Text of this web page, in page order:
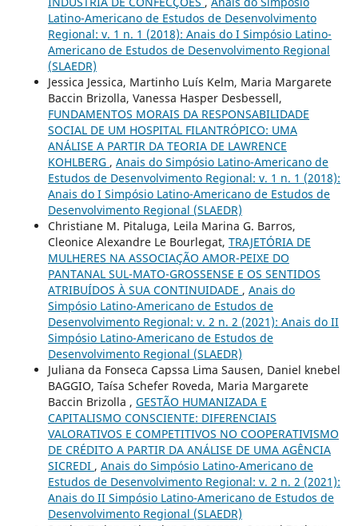
Latino-Americano de Estudos de Desenvolvimento
Regional: v. 1 n. 1 (2018): Anais do I Simpósio Latino-
Americano de Estudos de Desenvolvimento Regional
(SLAEDR)
Jessica Jessica, Martinho Luís Kelm, Maria Margarete
Baccin Brizolla, Vanessa Hasper Desbessell,
FUNDAMENTOS MORAIS DA RESPONSABILIDADE
SOCIAL DE UM HOSPITAL FILANTRÓPICO: UMA
ANÁLISE A PARTIR DA TEORIA DE LAWRENCE
KOHLBERG , Anais do Simpósio Latino-Americano de
Estudos de Desenvolvimento Regional: v. 1 n. 1 (2018):
Anais do I Simpósio Latino-Americano de Estudos de
Desenvolvimento Regional (SLAEDR)
Christiane M. Pitaluga, Leila Marina G. Barros,
Cleonice Alexandre Le Bourlegat, TRAJETÓRIA DE
MULHERES NA ASSOCIAÇÃO AMOR-PEIXE DO
PANTANAL SUL-MATO-GROSSENSE E OS SENTIDOS
ATRIBUÍDOS À SUA CONTINUIDADE , Anais do
Simpósio Latino-Americano de Estudos de
Desenvolvimento Regional: v. 2 n. 2 (2021): Anais do II
Simpósio Latino-Americano de Estudos de
Desenvolvimento Regional (SLAEDR)
Juliana da Fonseca Capssa Lima Sausen, Daniel knebel
BAGGIO, Taísa Schefer Roveda, Maria Margarete
Baccin Brizolla , GESTÃO HUMANIZADA E
CAPITALISMO CONSCIENTE: DIFERENCIAIS
VALORATIVOS E COMPETITIVOS NO COOPERATIVISMO
DE CRÉDITO A PARTIR DA ANÁLISE DE UMA AGÊNCIA
SICREDI , Anais do Simpósio Latino-Americano de
Estudos de Desenvolvimento Regional: v. 2 n. 2 (2021):
Anais do II Simpósio Latino-Americano de Estudos de
Desenvolvimento Regional (SLAEDR)